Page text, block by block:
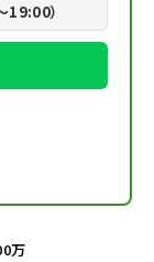
）
万